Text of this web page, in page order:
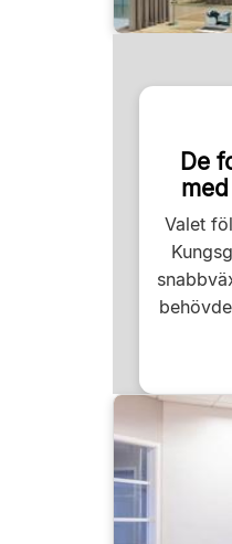
De
Valet